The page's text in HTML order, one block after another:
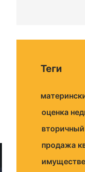
Теги
оценка
продажа